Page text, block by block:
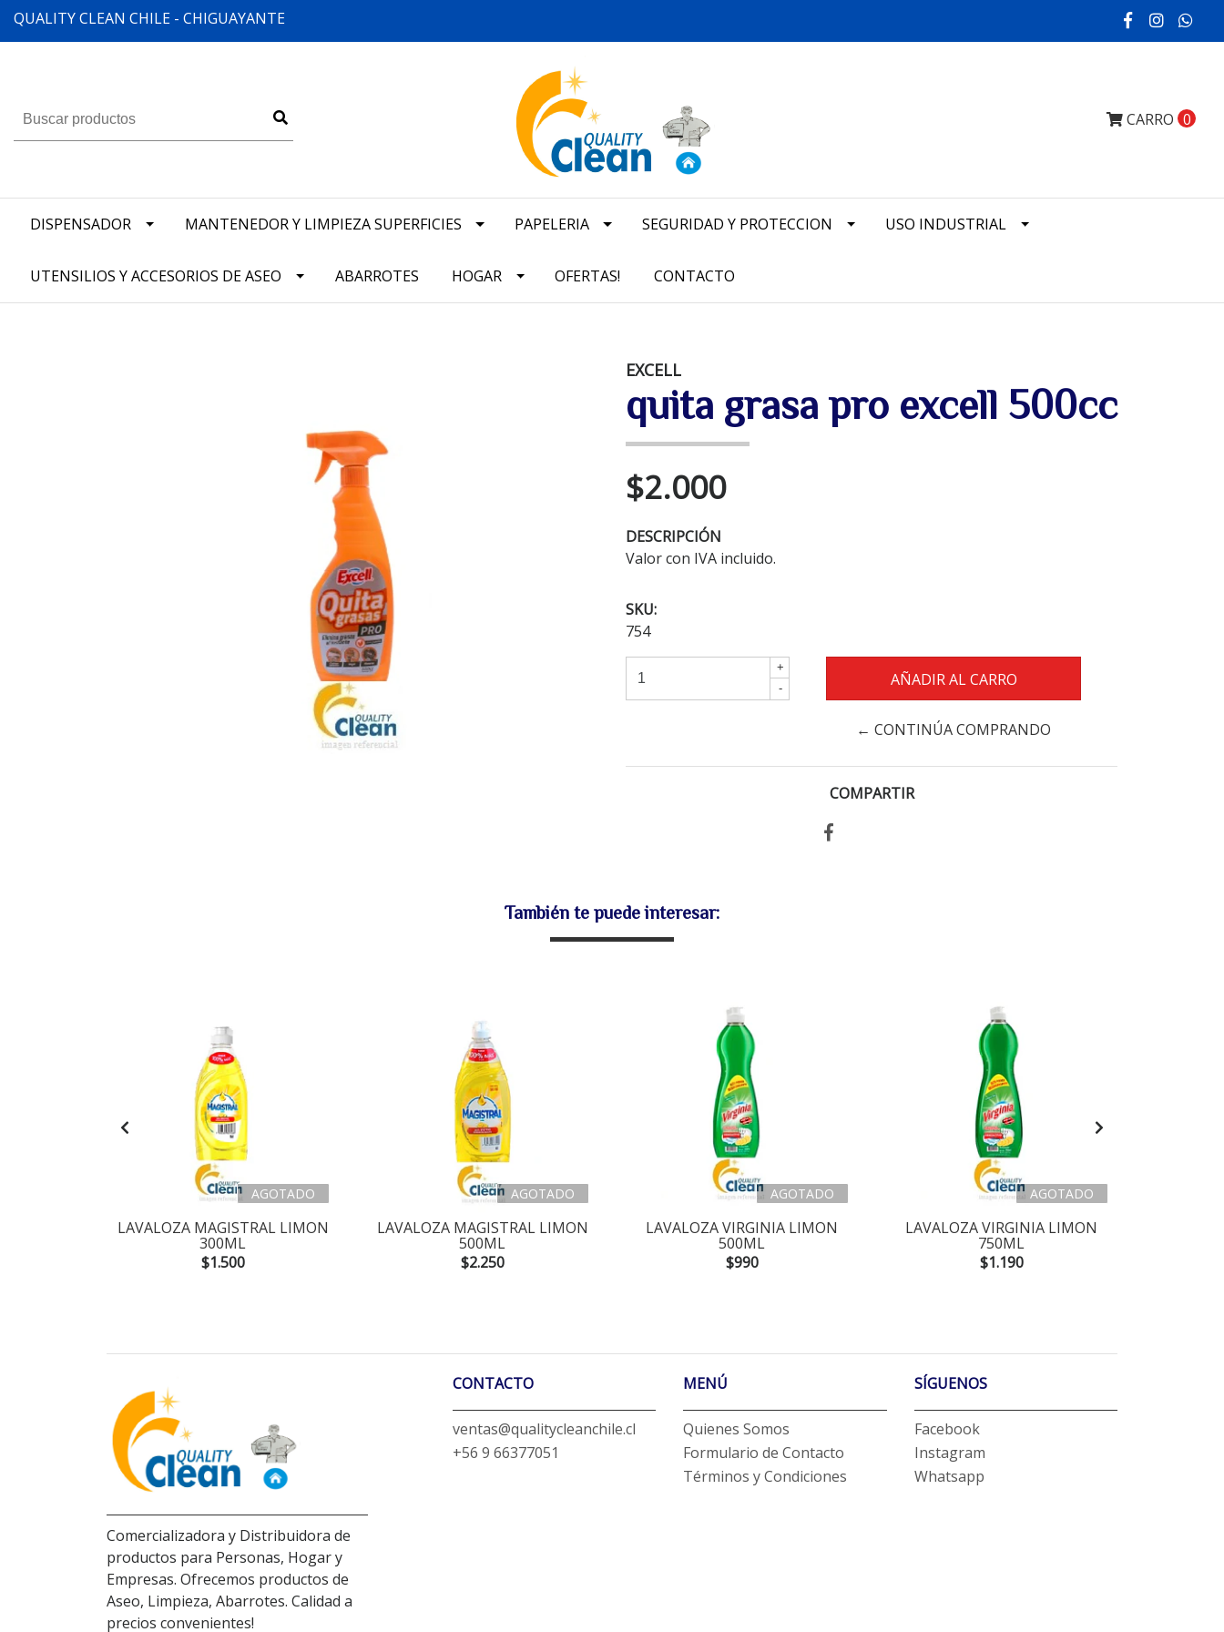
QUALITY CLEAN CHILE - CHIGUAYANTE
CARRO 0
DISPENSADOR MANTENEDOR Y LIMPIEZA SUPERFICIES PAPELERIA SEGURIDAD Y PROTECCION USO INDUSTRIAL
UTENSILIOS Y ACCESORIOS DE ASEO ABARROTES HOGAR OFERTAS! CONTACTO
EXCELL
quita grasa pro excell 500cc
$2.000
DESCRIPCIÓN
Valor con IVA incluido.
SKU:
754
+
-
← CONTINÚA COMPRANDO
COMPARTIR
También te puede interesar:
AGOTADO
LAVALOZA MAGISTRAL LIMON
300ML
$1.500
AGOTADO
LAVALOZA MAGISTRAL LIMON
500ML
$2.250
AGOTADO
LAVALOZA VIRGINIA LIMON
500ML
$990
AGOTADO
LAVALOZA VIRGINIA LIMON
750ML
$1.190
Comercializadora y Distribuidora de
productos para Personas, Hogar y
Empresas. Ofrecemos productos de
Aseo, Limpieza, Abarrotes. Calidad a
precios convenientes!
CONTACTO
ventas@qualitycleanchile.cl
+56 9 66377051
MENÚ
Quienes Somos
Formulario de Contacto
Términos y Condiciones
SÍGUENOS
Facebook
Instagram
Whatsapp